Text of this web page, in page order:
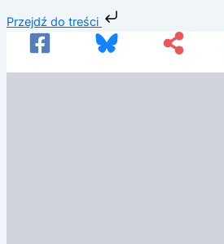
Przejdź do treści
do
treści